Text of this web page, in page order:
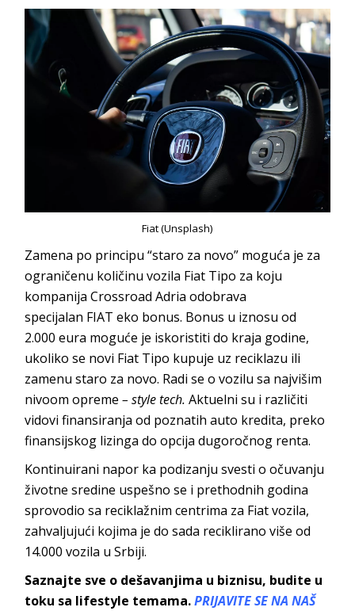
Fiat (Unsplash)
Zamena po principu “staro za novo” moguća je za
ograničenu količinu vozila Fiat Tipo za koju
kompanija Crossroad Adria odobrava
specijalan FIAT eko bonus. Bonus u iznosu od
2.000 eura moguće je iskoristiti do kraja godine,
ukoliko se novi Fiat Tipo kupuje uz reciklazu ili
zamenu staro za novo. Radi se o vozilu sa najvišim
nivoom opreme– style tech. Aktuelni su i različiti
vidovi finansiranja od poznatih auto kredita, preko
finansijskog lizinga do opcija dugoročnog renta.
Kontinuirani napor ka podizanju svesti o očuvanju
životne sredine uspešno se i prethodnih godina
sprovodio sa reciklažnim centrima za Fiat vozila,
zahvaljujući kojima je do sada reciklirano više od
14.000 vozila u Srbiji.
Saznajte sve o dešavanjima u biznisu, budite u
toku sa lifestyle temama.PRIJAVITE SE NA NAŠ